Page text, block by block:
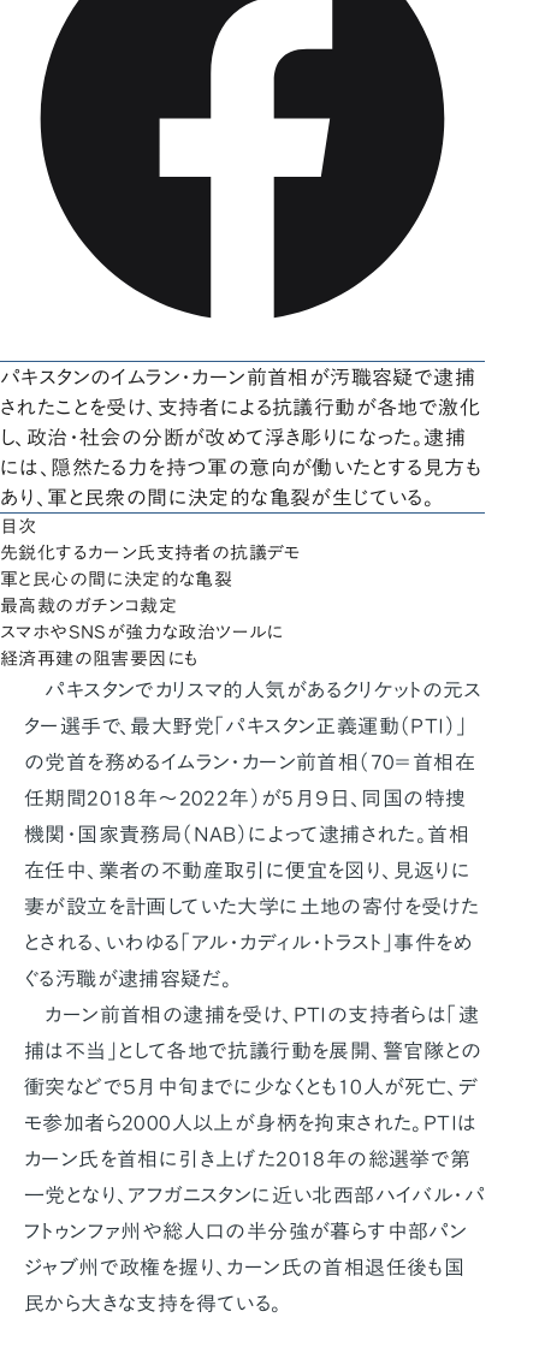
パキスタンのイムラン・カーン前首相が汚職容疑で逮捕
されたことを受け、支持者による抗議行動が各地で激化
し、政治・社会の分断が改めて浮き彫りになった。逮捕
には、隠然たる力を持つ軍の意向が働いたとする見方も
あり、軍と民衆の間に決定的な亀裂が生じている。
目次
先鋭化するカーン氏支持者の抗議デモ
軍と民心の間に決定的な亀裂
最高裁のガチンコ裁定
スマホやSNSが強力な政治ツールに
経済再建の阻害要因にも
パキスタンでカリスマ的人気があるクリケットの元ス
ター選手で、最大野党「パキスタン正義運動（PTI）」
の党首を務めるイムラン・カーン前首相（70＝首相在
任期間2018年～2022年）が5月９日、同国の特捜
機関・国家責務局（NAB）によって逮捕された。首相
在任中、業者の不動産取引に便宜を図り、見返りに
妻が設立を計画していた大学に土地の寄付を受けた
とされる、いわゆる「アル・カディル・トラスト」事件をめ
ぐる汚職が逮捕容疑だ。
カーン前首相の逮捕を受け、PTIの支持者らは「逮
捕は不当」として各地で抗議行動を展開、警官隊との
衝突などで５月中旬までに少なくとも10人が死亡、デ
モ参加者ら2000人以上が身柄を拘束された。PTIは
カーン氏を首相に引き上げた2018年の総選挙で第
一党となり、アフガニスタンに近い北西部ハイバル・パ
フトゥンファ州や総人口の半分強が暮らす中部パン
ジャブ州で政権を握り、カーン氏の首相退任後も国
民から大きな支持を得ている。